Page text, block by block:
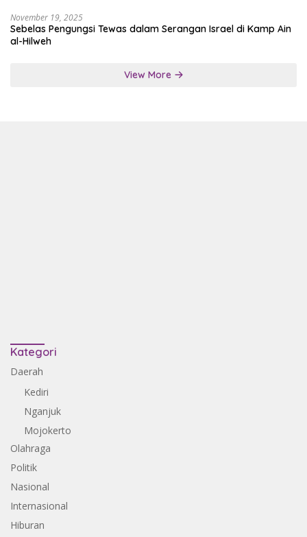
November 19, 2025
Sebelas Pengungsi Tewas dalam Serangan Israel di Kamp Ain
al-Hilweh
View More
Kategori
Daerah
Kediri
Nganjuk
Mojokerto
Olahraga
Politik
Nasional
Internasional
Hiburan